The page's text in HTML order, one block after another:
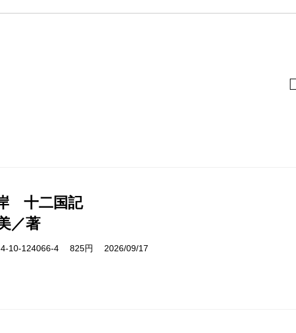
十二国記
／著
10-124066-4 825円 2026/09/17